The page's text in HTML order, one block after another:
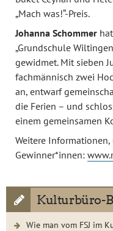
„Mach was!“-Preis.
Johanna Schommer
„Grundschule
gewidmet. Mit sieben
fachmännisch zwei
an, entwarf
die Ferien – und
einem gemeinsamen
Weitere
Gewinner*innen:
Kulturbüro-
Wie man vom FSJ im